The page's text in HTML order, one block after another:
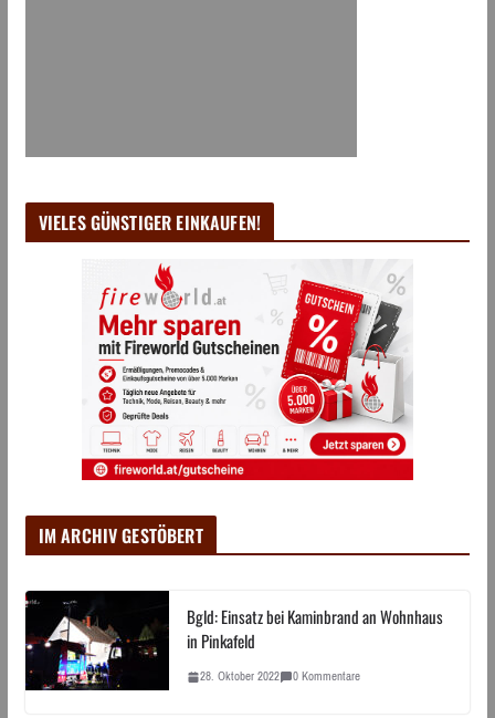
VIELES GÜNSTIGER EINKAUFEN!
IM ARCHIV GESTÖBERT
Bgld: Einsatz bei Kaminbrand an Wohnhaus
in Pinkafeld
28. Oktober 2022 0 Kommentare